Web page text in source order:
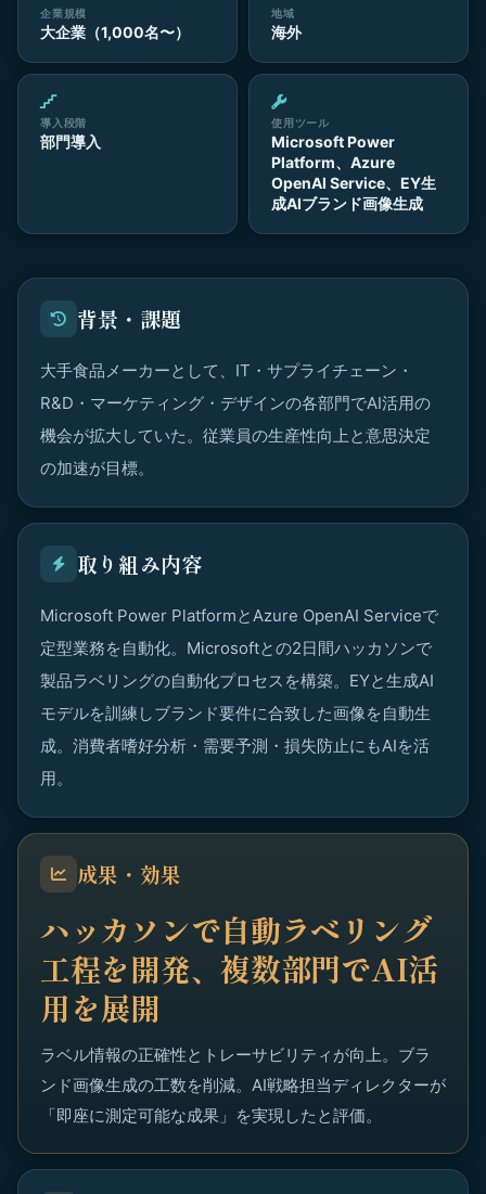
企業規模
大企業（1,000名〜）
地域
海外
導入段階
部門導入
使用ツール
Microsoft Power
Platform、Azure
OpenAI Service、EY生
成AIブランド画像生成
背景・課題
大手食品メーカーとして、IT・サプライチェーン・
R&D・マーケティング・デザインの各部門でAI活用の
機会が拡大していた。従業員の生産性向上と意思決定
の加速が目標。
取り組み内容
Microsoft Power PlatformとAzure OpenAI Serviceで
定型業務を自動化。Microsoftとの2日間ハッカソンで
製品ラベリングの自動化プロセスを構築。EYと生成AI
モデルを訓練しブランド要件に合致した画像を自動生
成。消費者嗜好分析・需要予測・損失防止にもAIを活
用。
成果・効果
ハッカソンで自動ラベリング
工程を開発、複数部門でAI活
用を展開
ラベル情報の正確性とトレーサビリティが向上。ブラ
ンド画像生成の工数を削減。AI戦略担当ディレクターが
「即座に測定可能な成果」を実現したと評価。